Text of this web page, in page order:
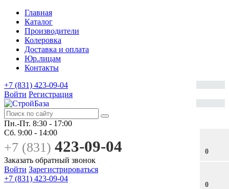
Главная
Каталог
Производители
Колеровка
Доставка и оплата
Юр.лицам
Контакты
0
0
+7 (831) 423-09-04
Войти Регистрация
Пн.-Пт. 8:30 - 17:00
Сб. 9:00 - 14:00
+7 (831) 423-09-04
Заказать обратный звонок
Войти Зарегистрироваться
+7 (831) 423-09-04